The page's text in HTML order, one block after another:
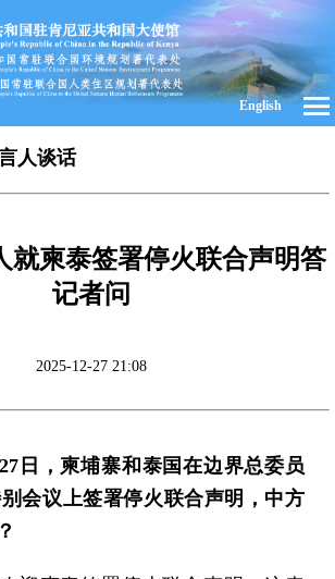
English
人谈话
就柬泰签署停火联合声明答
记者问
2025-12-27 21:08
日，柬埔寨和泰国在边界总委员
会议上签署停火联合声明，中方